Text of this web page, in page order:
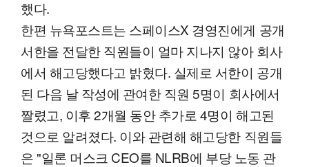
했다.
한편 뉴욕포스트는 스페이스X 경영진에게 공개
서한을 전달한 직원들이 얼마 지나지 않아 회사
에서 해고당했다고 밝혔다. 실제로 서한이 공개
된 다음 날 작성에 관여한 직원 5명이 회사에서
짤렸고, 이후 2개월 동안 추가로 4명이 해고된
것으로 알려졌다. 이와 관련해 해고당한 직원들
은 "일론 머스크 CEO를 NLRB에 부당 노동 관